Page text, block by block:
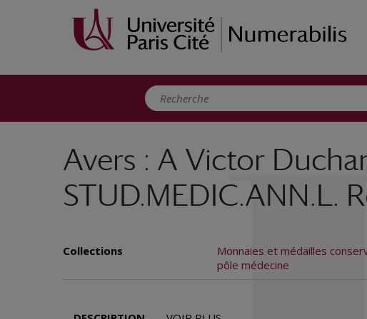
Avers : A Victor
STUD.MEDIC.ANN.L.
Collections
Monnaies et médailles
pôle médecine
Panneau de gestion des cookies